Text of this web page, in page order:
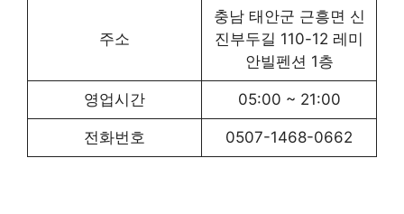
주소
충남 태안군 근흥면 신
진부두길 110-12 레미
안빌펜션 1층
영업시간 05:00 ~ 21:00
전화번호 0507-1468-0662